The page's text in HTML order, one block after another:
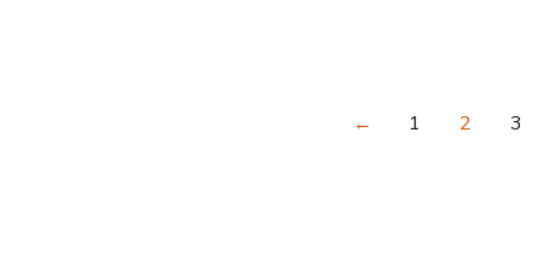
← 1 2 3